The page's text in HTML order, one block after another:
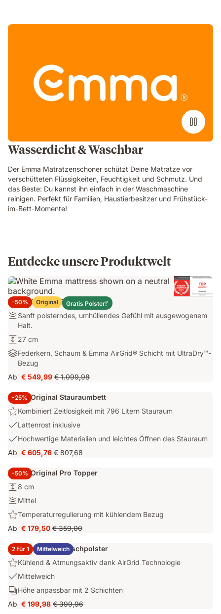
Wasserdicht & Waschbar
Der Emma Matratzenschoner schützt Deine Matratze vor
verschütteten Flüssigkeiten, Feuchtigkeit und Schmutz. Und
das Beste: Du kannst ihn einfach in der Waschmaschine
reinigen. Perfekt für Familien, Haustierbesitzer und Frühstück-
im-Bett-Momente!
Entdecke unsere Produktwelt
-50% Original Gratis Polster!1
Emma Original Elite Matratze
Festigkeit:
Sanft
polsterndes,
umhüllendes
Gefühl
ausgewogenem
Sanft polsterndes, umhüllendes Gefühl mit ausgewogenem
Halt.
Höhe:
27
cm
27 cm
Materialien:
Federkern,
Schaum
&
Emma
AirGrid®
Schicht
mit
Bezug
Federkern, Schaum & Emma AirGrid® Schicht mit UltraDry™-
Bezug
Ab Preis
€ 549,99
€ 549,99 Ursprünglicher
€ 1.099,98
€ 1.099,98
-25%
Emma Original Stauraumbett
Highlight:
Kombiniert
Zeitlosigkeit
mit
796
Stauraum
Kombiniert Zeitlosigkeit mit 796 Litern Stauraum
USP
Lattenrost
inklusive
Lattenrost inklusive
USP
3:
Hochwertige
Materialien
und
leichtes
Öffnen
Stauraum
Hochwertige Materialien und leichtes Öffnen des Stauraum
Ab Preis
€ 605,76
€ 605,76 Ursprünglicher
€ 807,68
€ 807,68
-50%
Emma Original Pro Topper
Höhe:
8
cm
8 cm
Festigkeit:
Mittel
Mittel
Highlight:
Temperaturregulierung
mit
kühlendem
Bezug
Temperaturregulierung mit kühlendem Bezug
Ab Preis
€ 179,50
€ 179,50 Ursprünglicher
Preis
€ 359,00
€ 359,00
2 für 1 Mittelweich
2x Emma Elite Flauschpolster
Highlight:
Kühlend
&
Atmungsaktiv
dank
Kühlend & Atmungsaktiv dank AirGrid Technologie
USP
1:
Mittelweich
Mittelweich
Schichten:
Höhe
anpassbar
Höhe anpassbar mit 2 Schichten
Ab Preis
€ 199,98 Ursprünglicher
€ 399,96